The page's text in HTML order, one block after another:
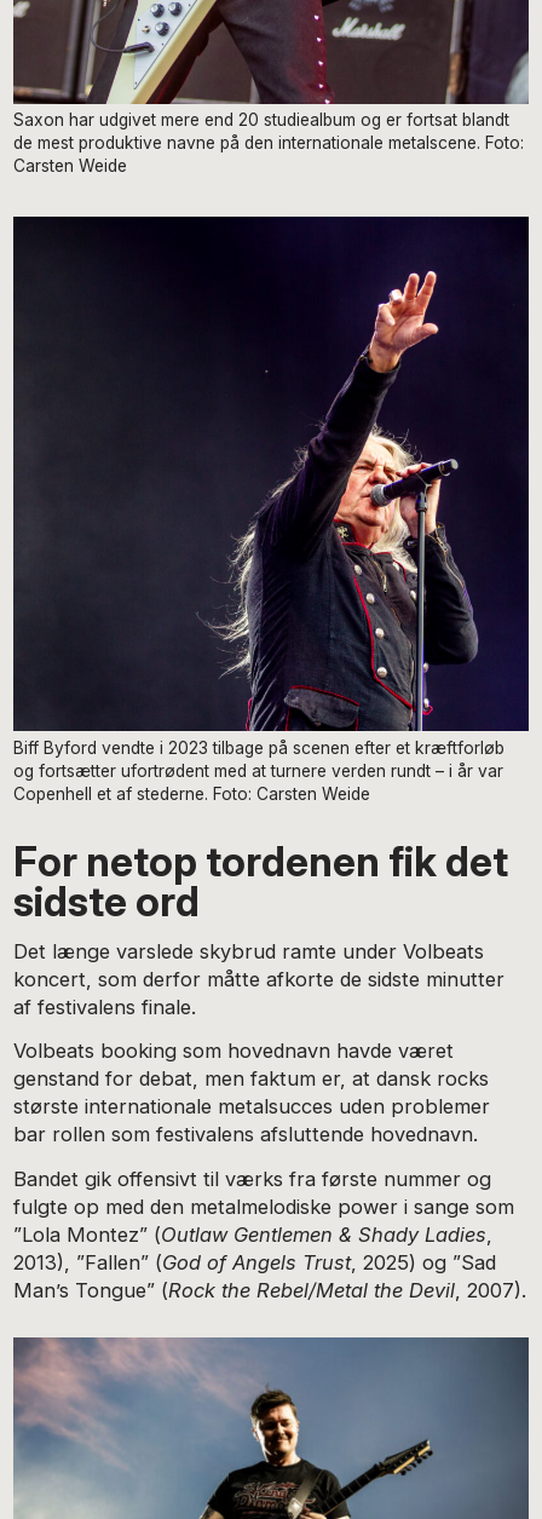
Saxon har udgivet mere end 20 studiealbum og er fortsat blandt
de mest produktive navne på den internationale metalscene. Foto:
Carsten Weide
Biff Byford vendte i 2023 tilbage på scenen efter et kræftforløb
og fortsætter ufortrødent med at turnere verden rundt – i år var
Copenhell et af stederne. Foto: Carsten Weide
For netop tordenen fik det
sidste ord
Det længe varslede skybrud ramte under Volbeats
koncert, som derfor måtte afkorte de sidste minutter
af festivalens finale.
Volbeats booking som hovednavn havde været
genstand for debat, men faktum er, at dansk rocks
største internationale metalsucces uden problemer
bar rollen som festivalens afsluttende hovednavn.
Bandet gik offensivt til værks fra første nummer og
fulgte op med den metalmelodiske power i sange som
”Lola Montez” (Outlaw Gentlemen & Shady Ladies
2013), ”Fallen” (God of Angels Trust, 2025) og ”Sad
Man’s Tongue” (Rock the Rebel/Metal the Devil , 2007).